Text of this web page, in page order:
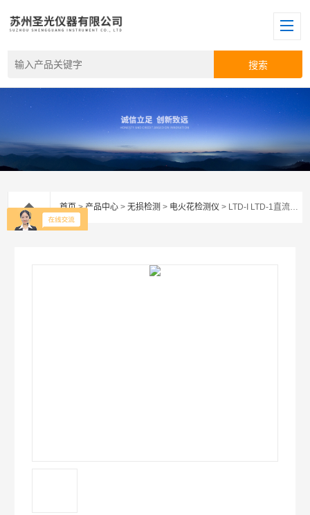
首页>产品中心 >无损检测 > 电火花检测仪 > LTD-I LTD-1直流电火花检漏仪